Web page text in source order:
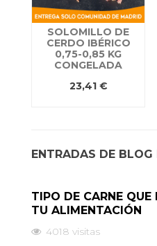
SOLOMILLO DE
CERDO IBÉRICO
0,75-0,85 KG
CONGELADA
23,41 €
ENTRADAS DE
TIPO DE CARNE QUE
TU ALIMENTACIÓN
4018 visitas